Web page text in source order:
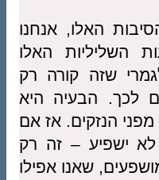
האלו, אנחנו
השליליות האלו
שזה קורה רק
לכך. הבעיה היא
הנזקים. אז אם
לא ישפיע – זה רק
שאנו אפילו